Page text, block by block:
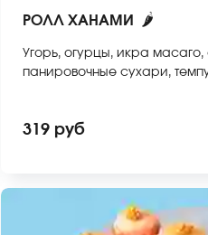
РОЛЛ ХАНАМИ 🌶
Угорь, огурцы, икра
панировочные сухари,
васаби и соевый соус. Они
заказа. *Внешний вид блюда
319 руб